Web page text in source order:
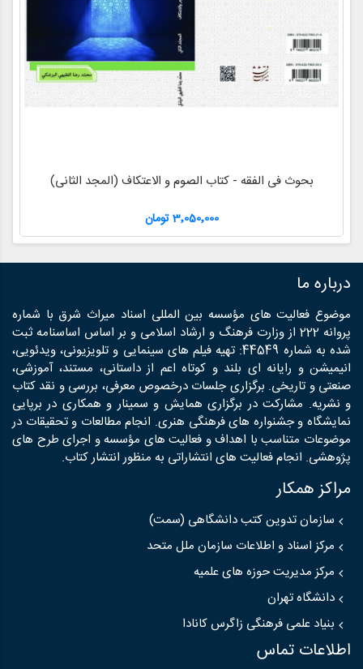
بحوث فی الفقه - کتاب الصوم و الاعتکاف (المجد الثانی)
3٬050٬000 تومان
درباره ما
موضوع فعالیت های مؤسسه بین المللی اسناد میراث شرق با شماره
پروانه 222 از وزارت فرهنگ و ارشاد اسلامی و بر اساس اساسنامه ثبت
شده به شماره 44549: تهیه فیلم های سینمایی و تلویزیونی، ویدئویی،
انیمیشن و رایانه ای بلند و کوتاه اعم از داستانی، مستند، آموزشی،
صنعتی و تاریخی. برگزاری جلسات درخصوص معرفی، بررسی و نقد کتاب
و نشریه. مشارکت در برگزاری همایش و سمینار و همکاری در برپایی
نمایشگاه و جشنواره های فرهنگی هنری. انجام مطالعات و تحقیقات در
موضوعات متناسب با اهداف و فعالیت های مؤسسه و اجرای طرح های
پژوهشی. انجام فعالیت های انتشاراتی به منظور انتشار کتاب.
مراکز همکار
سازمان تدوین کتب دانشگاهی (سمت)
مرکز اسناد و اطلاعات سازمان ملل متحد
مرکز مدیریت حوزه های علمیه
دانشگاه تهران
بنیاد علمی فرهنگی زاگرس کانادا
اطلاعات تماس